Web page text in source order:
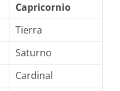
Capricornio
Tierra
Saturno
Cardinal